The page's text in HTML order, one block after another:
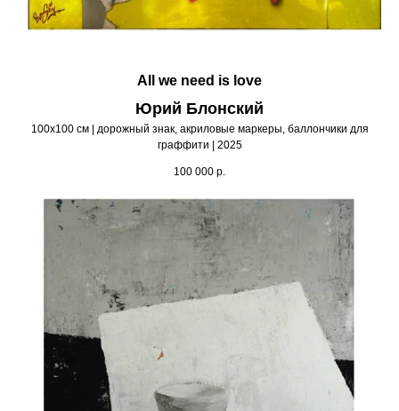
All we need is love
Юрий Блонский
100х100 см | дорожный знак, акриловые маркеры, баллончики для
граффити | 2025
100 000 р.